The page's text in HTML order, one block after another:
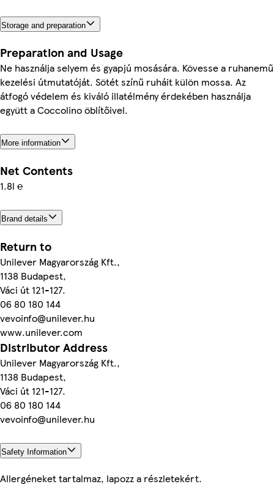
Storage and preparation
Preparation and Usage
Ne használja selyem és gyapjú mosására. Kövesse a ruhanemű
kezelési útmutatóját. Sötét színű ruháit külön mossa. Az
átfogó védelem és kiváló illatélmény érdekében használja
együtt a Coccolino öblítőivel.
More information
Net Contents
1.8l ℮
Brand details
Return to
Unilever Magyarország Kft.,
1138 Budapest,
Váci út 121-127.
06 80 180 144
vevoinfo@unilever.hu
www.unilever.com
Distributor Address
Unilever Magyarország Kft.,
1138 Budapest,
Váci út 121-127.
06 80 180 144
vevoinfo@unilever.hu
Safety Information
Allergéneket tartalmaz, lapozz a részletekért.